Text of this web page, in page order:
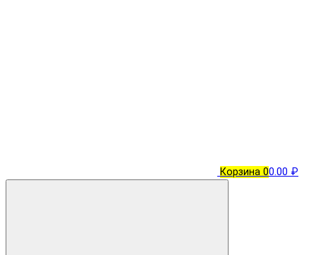
Корзина 00.00 ₽